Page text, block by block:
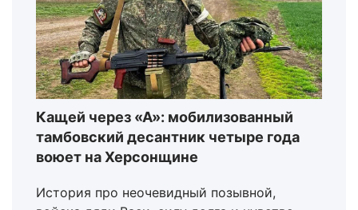
Кащей через «А»: мобилизованный
тамбовский десантник четыре года
воюет на Херсонщине
История про неочевидный позывной,